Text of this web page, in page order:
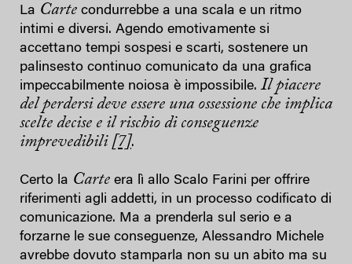
La Carte condurrebbe a una scala e un ritmo
intimi e diversi. Agendo emotivamente si
accettano tempi sospesi e scarti, sostenere un
palinsesto continuo comunicato da una grafica
impeccabilmente noiosa è impossibile. Il piacere
del perdersi deve essere una ossessione che implica
scelte decise e il rischio di conseguenze
imprevedibili [7].
Certo la Carte era lì allo Scalo Farini per offrire
riferimenti agli addetti, in un processo codificato di
comunicazione. Ma a prenderla sul serio e a
forzarne le sue conseguenze, Alessandro Michele
avrebbe dovuto stamparla non su un abito ma su